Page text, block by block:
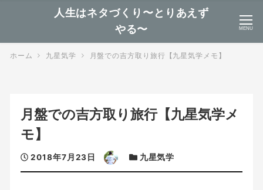
人生はネタづくり〜とりあえず
やる〜
MENU
ホーム 九星気学 月盤での吉方取り旅行【九星気学メモ】
月盤での吉方取り旅行【九星気学メ
モ】
投
稿
2018年7月23日
著
者
カ
テ
九星気学